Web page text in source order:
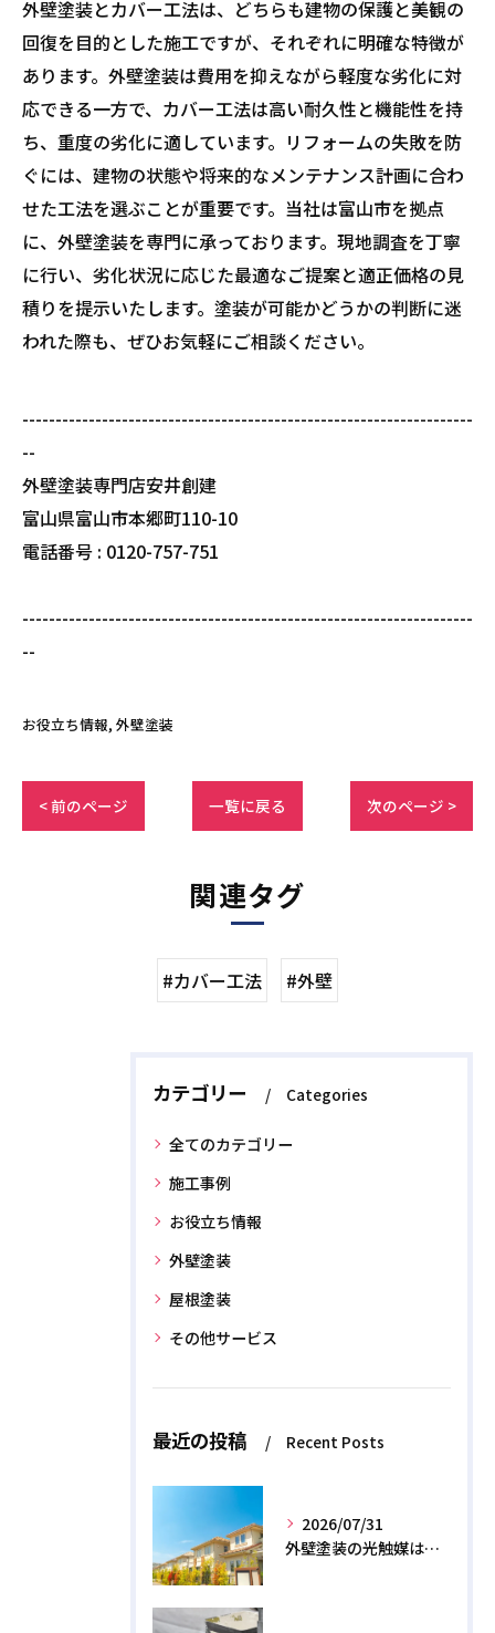
外壁塗装とカバー工法は、どちらも建物の保護と美観の
回復を目的とした施工ですが、それぞれに明確な特徴が
あります。外壁塗装は費用を抑えながら軽度な劣化に対
応できる一方で、カバー工法は高い耐久性と機能性を持
ち、重度の劣化に適しています。リフォームの失敗を防
ぐには、建物の状態や将来的なメンテナンス計画に合わ
せた工法を選ぶことが重要です。当社は富山市を拠点
に、外壁塗装を専門に承っております。現地調査を丁寧
に行い、劣化状況に応じた最適なご提案と適正価格の見
積りを提示いたします。塗装が可能かどうかの判断に迷
われた際も、ぜひお気軽にご相談ください。
--------------------------------------------------------------------
--
外壁塗装専門店安井創建
富山県富山市本郷町110-10
電話番号 : 0120-757-751
--------------------------------------------------------------------
--
お役立ち情報 外壁塗装
< 前のページ 一覧に戻る 次のページ >
関連タグ
#カバー工法 #外壁
カテゴリー Categories
全てのカテゴリー
施工事例
お役立ち情報
外壁塗装
屋根塗装
その他サービス
最近の投稿 Recent Posts
2026/07/31
外壁塗装の光触媒は効果なし？デメリットと2026年のリアル